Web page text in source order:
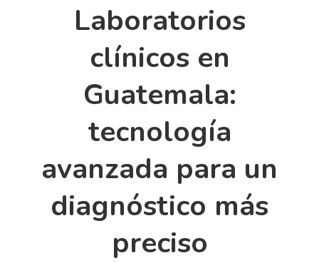
Laboratorios
clínicos en
Guatemala:
tecnología
avanzada para un
diagnóstico más
preciso